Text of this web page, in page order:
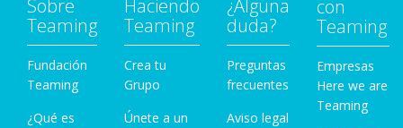
Sobre
Teaming
Fundación
Teaming
¿Qué es
Haciendo
Teaming
Crea tu
Grupo
Únete a un
¿Alguna
duda?
Preguntas
frecuentes
Aviso legal
con
Teaming
Empresas
Here we are
Teaming